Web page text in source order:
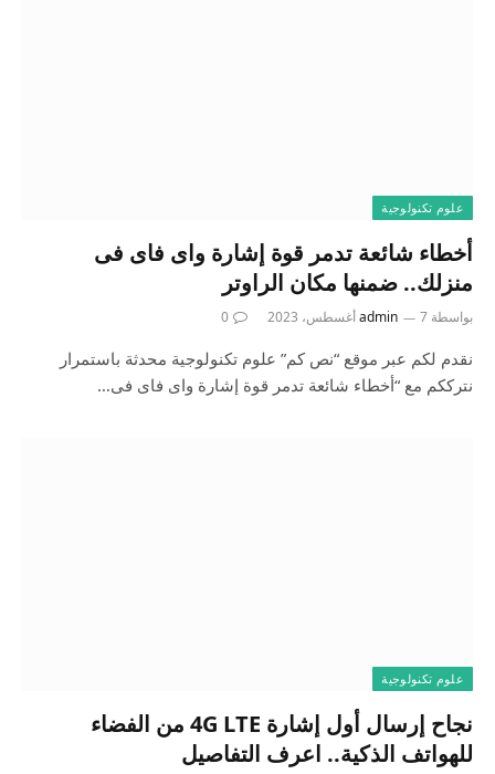
علوم تكنولوجية
أخطاء شائعة تدمر قوة إشارة واى فاى فى
منزلك.. ضمنها مكان الراوتر
بواسطة admin 7 أغسطس، 2023 0
نقدم لكم عبر موقع “نص كم” علوم تكنولوجية محدثة باستمرار
نترككم مع “أخطاء شائعة تدمر قوة إشارة واى فاى فى…
علوم تكنولوجية
نجاح إرسال أول إشارة 4G LTE من الفضاء
للهواتف الذكية.. اعرف التفاصيل